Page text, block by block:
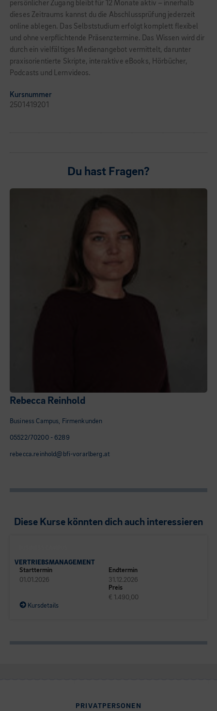
persönlicher Zugang bleibt für 12 Monate aktiv – innerhalb
dieses Zeitraums kannst du die Abschlussprüfung jederzeit
online ablegen. Das Selbststudium erfolgt komplett flexibel
und ohne verpflichtende Präsenztermine. Das Wissen wird dir
durch ein vielfältiges Medienangebot vermittelt, darunter
praxisorientierte Skripte, interaktive eBooks, Hörbücher,
Podcasts und Lernvideos.
Kursnummer
2501419201
Du hast Fragen?
Rebecca Reinhold
Business Campus, Firmenkunden
05522/70200 - 6289
rebecca.reinhold@bfi-vorarlberg.at
Diese Kurse könnten dich auch interessieren
VERTRIEBSMANAGEMENT
Starttermin
01.01.2026
Endtermin
31.12.2026
Preis
€ 1.490,00
Kursdetails
PRIVATPERSONEN